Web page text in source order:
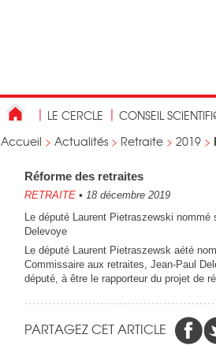
LE CERCLE CONSEIL
Accueil > Actualités > Retraite > 2019 >
Réforme des retraites
RETRAITE • 18 décembre 2019
Le député Laurent Pietraszewski nommé
Delevoye
Le député Laurent Pietraszewsk aété
Commissaire aux retraites, Jean-Paul
député, à être le rapporteur du projet de
PARTAGEZ CET ARTICLE